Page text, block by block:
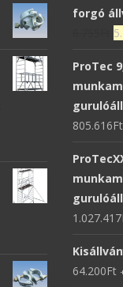
forgó
ProTec
805.616Ft
1.027.417
64.200Ft